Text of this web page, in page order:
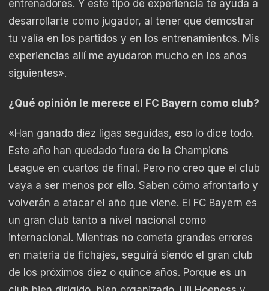
entrenadores. Y este tipo de experiencia te ayuda a
desarrollarte como jugador, al tener que demostrar
tu valía en los partidos y en los entrenamientos. Mis
experiencias allí me ayudaron mucho en los años
siguientes».
¿Qué opinión le merece el FC Bayern como club?
«Han ganado diez ligas seguidas, eso lo dice todo.
Este año han quedado fuera de la Champions
League en cuartos de final. Pero no creo que el club
vaya a ser menos por ello. Saben cómo afrontarlo y
volverán a atacar el año que viene. El FC Bayern es
un gran club tanto a nivel nacional como
internacional. Mientras no cometa grandes errores
en materia de fichajes, seguirá siendo el gran club
de los próximos diez o quince años. Porque es un